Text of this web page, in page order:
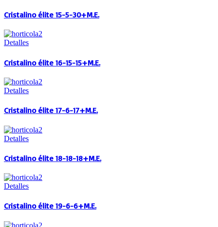
Cristalino élite 15-5-30+M.E.
Detalles
Cristalino élite 16-15-15+M.E.
Detalles
Cristalino élite 17-6-17+M.E.
Detalles
Cristalino élite 18-18-18+M.E.
Detalles
Cristalino élite 19-6-6+M.E.